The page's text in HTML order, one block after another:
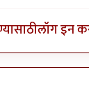
लॉग इन